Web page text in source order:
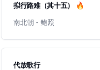
拟行路难（其十五） 🔥
南北朝 - 鲍照
代放歌行